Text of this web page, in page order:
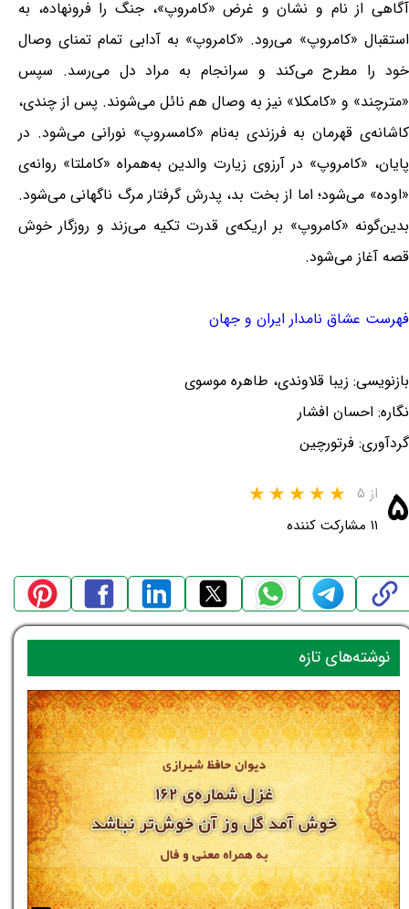
آگاهی از نام و نشان و غرض «کامروپ»، جنگ را فرونهاده، به
استقبال «کامروپ» می‌رود. «کامروپ» به آدابی تمام تمنای وصال
خود را مطرح می‌کند و سرانجام به مراد دل می‌رسد. سپس
«مترچند» و «کامکلا» نیز به وصال هم نائل می‌شوند. پس از چندی،
کاشانە‌ی قهرمان به فرزندی به‌نام «کامسروپ» نورانی می‌شود. در
پایان، «کامروپ» در آرزوی زیارت والدین به‌همراه «کاملتا» روانە‌ی
«اوده» می‌شود؛ اما از بخت بد، پدرش گرفتار مرگ ناگهانی می‌شود.
بدین‌گونه «کامروپ» بر اریکە‌ی قدرت تکیه می‌زند و روزگار خوش
قصه آغاز می‌شود.
فهرست عشاق نامدار ایران و جهان
بازنویسی: زیبا قلاوندی، طاهره موسوی
نگاره: احسان افشار
گردآوری: فرتورچین
۵ از ۵
۱۱ مشارکت کننده
نوشته‌های تازه